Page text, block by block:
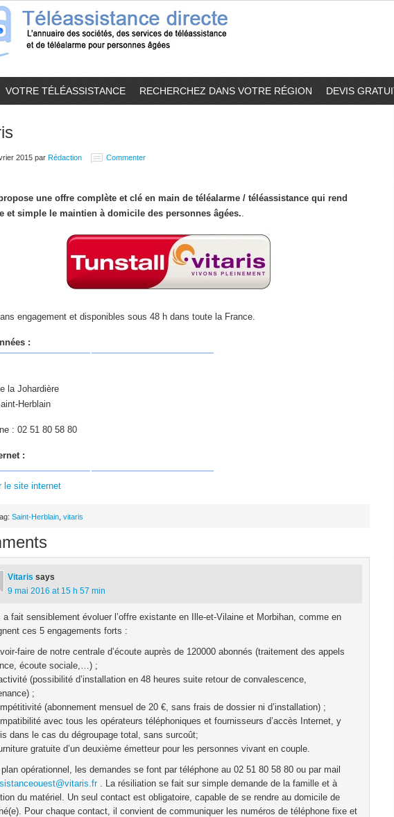
VOTRE TÉLÉASSISTANCE RECHERCHEZ DANS VOTRE RÉGION DEVIS
2015 par Rédaction Commenter
une offre complète et clé en main de téléalarme / téléassistance qui rend
et simple le maintien à domicile des personnes âgées..
engagement et disponibles sous 48 h dans toute la France.
:
la Johardière
Herblain
: 02 51 80 58 80
:
le site internet
Saint-Herblain vitaris
Vitaris says
9 mai 2016 at 15 h 57 min
a fait sensiblement évoluer l’offre existante en Ille-et-Vilaine et Morbihan, comme en
ces 5 engagements forts :
faire de notre centrale d’écoute auprès de 120000 abonnés (traitement des appels
écoute sociale,…) ;
(possibilité d’installation en 48 heures suite retour de convalescence,
;
(abonnement mensuel de 20 €, sans frais de dossier ni d’installation) ;
avec tous les opérateurs téléphoniques et fournisseurs d’accès Internet, y
dans le cas du dégroupage total, sans surcoût;
gratuite d’un deuxième émetteur pour les personnes vivant en couple.
opérationnel, les demandes se font par téléphone au 02 51 80 58 80 ou par mail
. La résiliation se fait sur simple demande de la famille et à
du matériel. Un seul contact est obligatoire, capable de se rendre au domicile de
Pour chaque contact, il convient de communiquer les numéros de téléphone fixe et